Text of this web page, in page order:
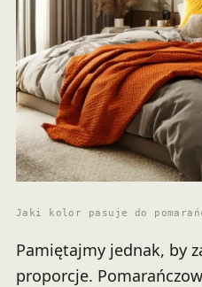
Jaki kolor pasuje do
Pamiętajmy jednak, by
proporcje.